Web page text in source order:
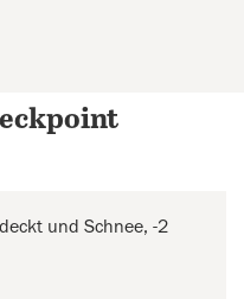
und Schnee, -2